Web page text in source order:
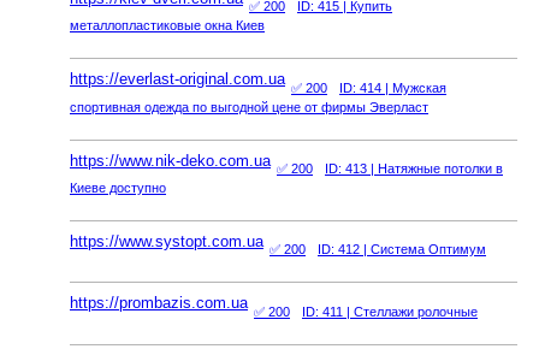
✅ 200 ID: 415 | Купить
металлопластиковые окна Киев
https://everlast-original.com.ua ✅ 200 ID: 414 | Мужская
спортивная одежда по выгодной цене от фирмы Эверласт
https://www.nik-deko.com.ua ✅ 200 ID: 413 | Натяжные потолки в
Киеве доступно
https://www.systopt.com.ua ✅ 200 ID: 412 | Система Оптимум
https://prombazis.com.ua ✅ 200 ID: 411 | Стеллажи ролочные